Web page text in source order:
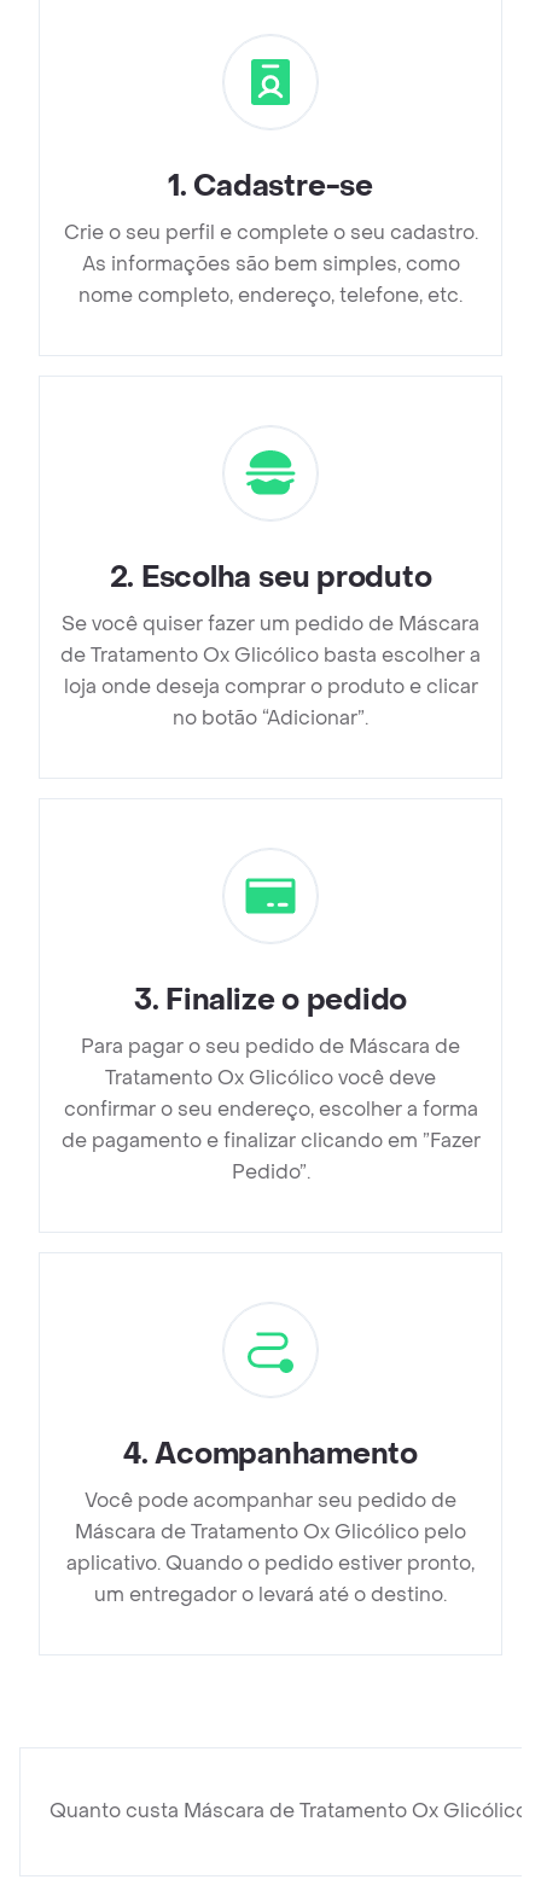
1. Cadastre-se
Crie o seu perfil e complete o seu cadastro.
As informações são bem simples, como
nome completo, endereço, telefone, etc.
2. Escolha seu produto
Se você quiser fazer um pedido de Máscara
de Tratamento Ox Glicólico basta escolher a
loja onde deseja comprar o produto e clicar
no botão “Adicionar”.
3. Finalize o pedido
Para pagar o seu pedido de Máscara de
Tratamento Ox Glicólico você deve
confirmar o seu endereço, escolher a forma
de pagamento e finalizar clicando em ”Fazer
Pedido”.
4.Acompanhamento
Você pode acompanhar seu pedido de
Máscara de Tratamento Ox Glicólico pelo
aplicativo. Quando o pedido estiver pronto,
um entregador o levará até o destino.
Quanto custa Máscara de Tratamento Ox Glicólico?